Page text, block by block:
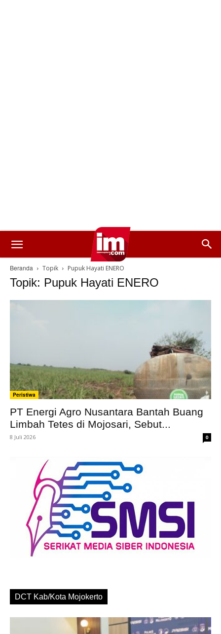
Beranda Topik Pupuk Hayati ENERO
Topik: Pupuk Hayati ENERO
Peristiwa
PT Energi Agro Nusantara Bantah Buang
Limbah Tetes di Mojosari, Sebut...
8 Juli 2026 0
DCT Kab/Kota Mojokerto